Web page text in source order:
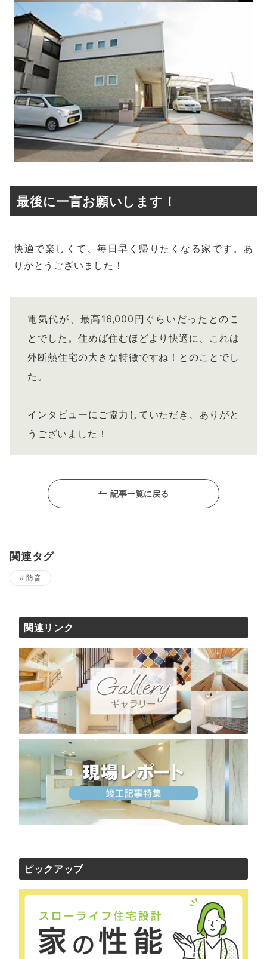
最後に一言お願いします！
快適で楽しくて、毎日早く帰りたくなる家です。あ
りがとうございました！
電気代が、最高16,000円ぐらいだったとのこ
とでした。住めば住むほどより快適に、これは
外断熱住宅の大きな特徴ですね！とのことでし
た。
インタビューにご協力していただき、ありがと
うございました！
記事一覧に戻る
関連タグ
防音
関連リンク
ピックアップ